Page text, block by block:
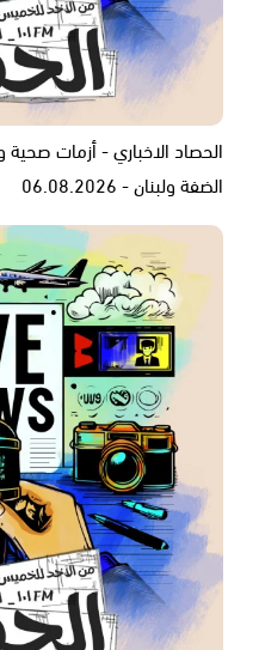
الحصاد الاخباري - أزمات
الضفة ولبنان - 06.08.2026